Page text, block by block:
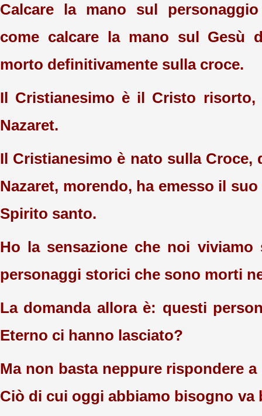
Calcare la mano sul
come calcare la mano sul Gesù
morto definitivamente sulla croce.
Il Cristianesimo è il Cristo
Nazaret.
Il Cristianesimo è nato sulla Croce,
Nazaret, morendo, ha emesso il
Spirito santo.
Ho la sensazione che noi
personaggi storici che sono morti
La domanda allora è: questi
Eterno ci hanno lasciato?
Ma non basta neppure rispondere
Ciò di cui oggi abbiamo bisogno va